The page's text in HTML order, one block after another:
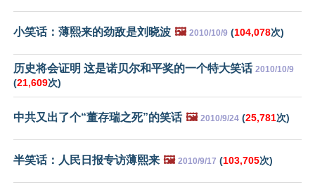
小笑话：薄熙来的劲敌是刘晓波 🖼️ 2010/10/9 (104,078次)
历史将会证明 这是诺贝尔和平奖的一个特大笑话 2010/10/9
(21,609次)
中共又出了个“董存瑞之死”的笑话 🖼️ 2010/9/24 (25,781次)
半笑话：人民日报专访薄熙来 🖼️ 2010/9/17 (103,705次)